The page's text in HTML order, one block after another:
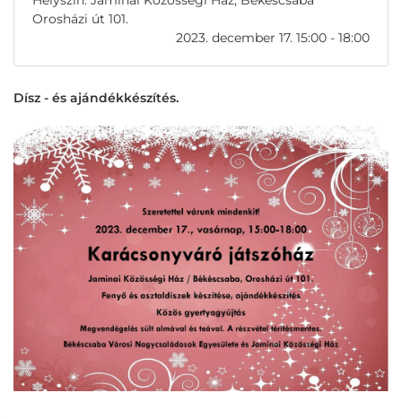
Orosházi út 101.
2023. december 17. 15:00 - 18:00
Dísz - és ajándékkészítés.